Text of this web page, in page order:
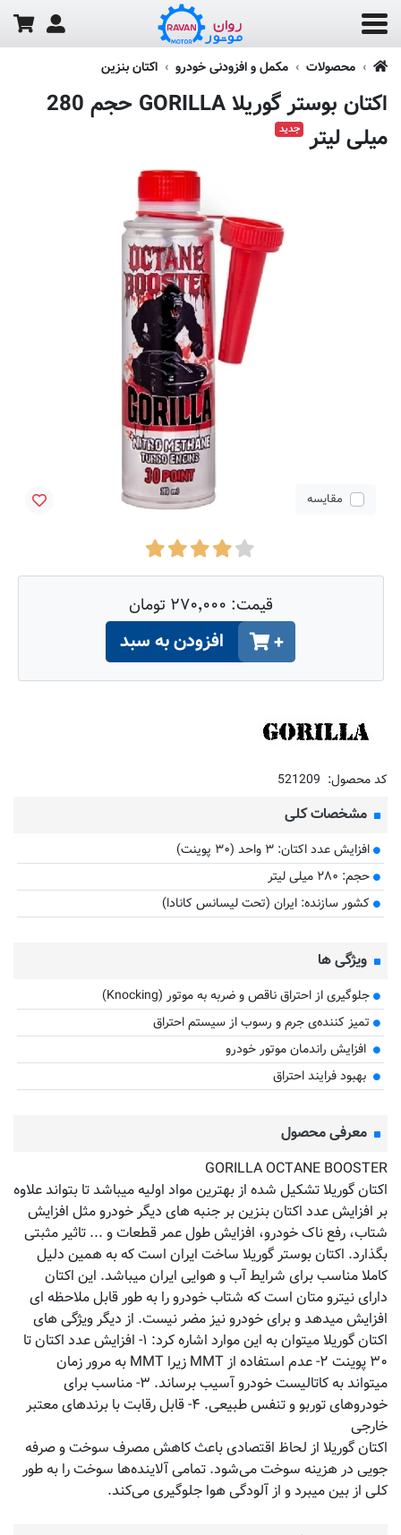
محصولات مکمل و افزودنی خودرو اکتان بنزین
اکتان بوستر گوریلا GORILLA حجم 280
میلی لیتر
جدید
مقایسه
قیمت: ۲۷۰٬۰۰۰ تومان
+ افزودن به سبد
کد محصول: 521209
مشخصات کلی
افزایش عدد اکتان: ۳ واحد (۳۰ پوینت)
حجم: ۲۸۰ میلی لیتر
کشور سازنده: ایران (تحت لیسانس کانادا)
ویژگی ها
جلوگیری از احتراق ناقص و ضربه به موتور (Knocking)
تمیز کننده‌ی جرم و رسوب از سیستم احتراق
​ افزایش راندمان موتور خودرو
​ بهبود فرایند احتراق
معرفی محصول
GORILLA OCTANE BOOSTER
اکتان گوریلا تشکیل شده از بهترین مواد اولیه میباشد تا بتواند علاوه
بر افزایش عدد اکتان بنزین بر جنبه های دیگر خودرو مثل افزایش
شتاب، رفع ناک خودرو، افزایش طول عمر قطعات و ... تاثیر مثبتی
بگذارد. اکتان بوستر گوریلا ساخت ایران است که به همین دلیل
کاملا مناسب برای شرایط آب و هوایی ایران میباشد. این اکتان
دارای نیترو متان است که شتاب خودرو را به طور قابل ملاحظه ای
افزایش میدهد و برای خودرو نیز مضر نیست. از دیگر ویژگی های
اکتان گوریلا میتوان به این موارد اشاره کرد: ۱- افزایش عدد اکتان تا
۳۰ پوینت ۲- عدم استفاده از MMT زیرا MMT به مرور زمان
میتواند به کاتالیست خودرو آسیب برساند. ۳- مناسب برای
خودروهای توربو و تنفس طبیعی. ۴- قابل رقابت با برندهای معتبر
خارجی
اکتان گوریلا از لحاظ اقتصادی باعث کاهش مصرف سوخت و صرفه
جویی در هزینه سوخت می‌شود. تمامی آلاینده‌ها سوخت را به طور
کلی از بین میبرد و از آلودگی هوا جلوگیری می‌کند.